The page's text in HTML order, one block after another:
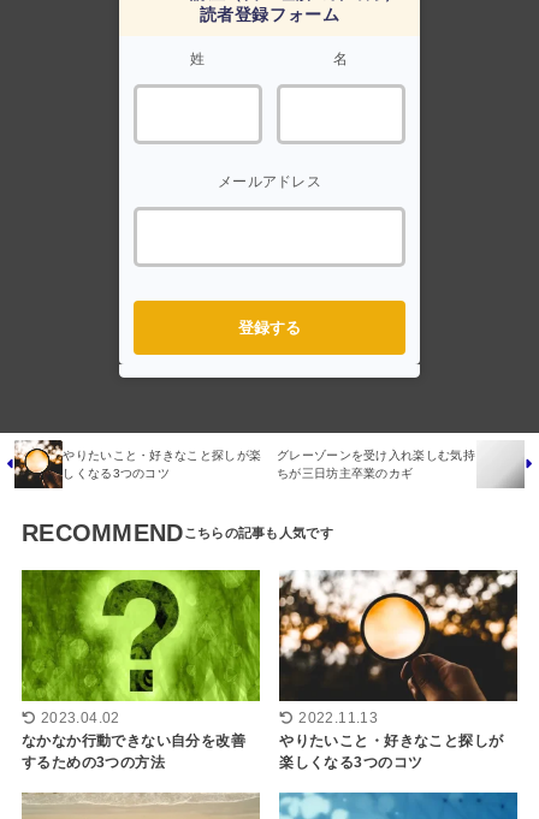
読者登録フォーム
姓 名
メールアドレス
登録する
やりたいこと・好きなこと探しが楽
しくなる3つのコツ
グレーゾーンを受け入れ楽しむ気持
ちが三日坊主卒業のカギ
RECOMMEND
2023.04.02
なかなか行動できない自分を改善
するための3つの方法
2022.11.13
やりたいこと・好きなこと探しが
楽しくなる3つのコツ